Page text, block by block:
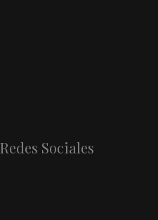
Sociales